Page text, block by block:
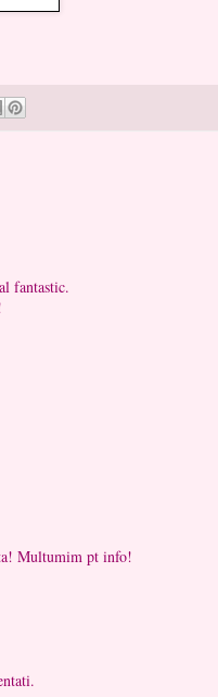
fantastic.
Multumim pt info!